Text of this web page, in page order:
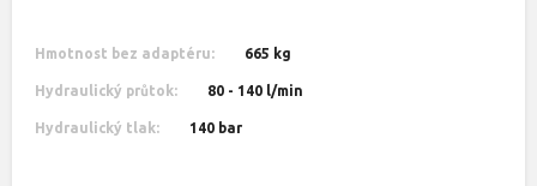
Hmotnost bez adaptéru: 665 kg
Hydraulický průtok: 80 - 140 l/min
Hydraulický tlak: 140 bar